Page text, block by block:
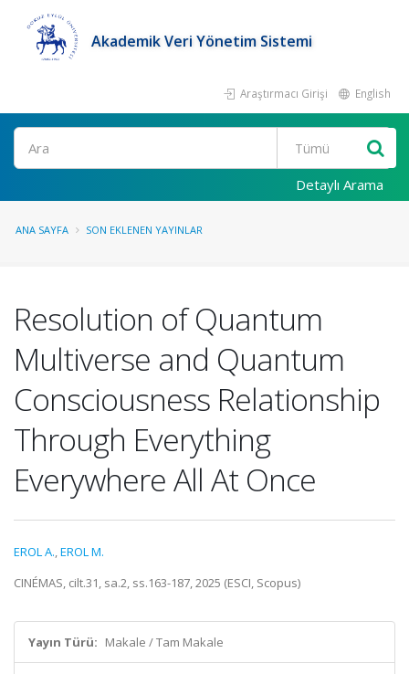
Akademik Veri Yönetim Sistemi
Araştırmacı Girişi English
Ara
Detaylı Arama
ANA SAYFA SON EKLENEN YAYINLAR
Resolution of Quantum
Multiverse and Quantum
Consciousness Relationship
Through Everything
Everywhere All At Once
EROL A.,EROL M.
CINÉMAS, cilt.31, sa.2, ss.163-187, 2025 (ESCI, Scopus)
Yayın Türü: Makale / Tam Makale